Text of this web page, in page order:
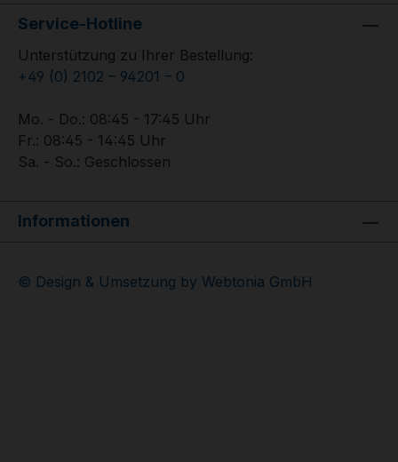
Service-Hotline
Unterstützung zu Ihrer Bestellung:
+49 (0) 2102 – 94201 – 0
Mo. - Do.: 08:45 - 17:45 Uhr
Fr.: 08:45 - 14:45 Uhr
Sa. - So.: Geschlossen
Informationen
© Design & Umsetzung by Webtonia GmbH